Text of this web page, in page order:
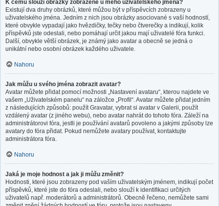
K čemu slouží obrázky zobrazené u mého uživatelského jména?
Existují dva druhy obrázků, které můžou být v příspěvcích zobrazeny u
uživatelského jména. Jedním z nich jsou obrázky asociované s vaší hodností,
které obvykle vypadají jako hvězdičky, tečky nebo čtverečky a indikují, kolik
příspěvků jste odeslali, nebo pomáhají určit jakou mají uživatelé fóra funkci.
Další, obvykle větší obrázek, je známý jako avatar a obecně se jedná o
unikátní nebo osobní obrázek každého uživatele.
Nahoru
Jak můžu u svého jména zobrazit avatar?
Avatar můžete přidat pomocí možnosti „Nastavení avataru“, kterou najdete ve
vašem „Uživatelském panelu“ na záložce „Profil“. Avatar můžete přidat jedním
z následujících způsobů: použít Gravatar, vybrat si avatar v Galerii, použít
vzdálený avatar (z jiného webu), nebo avatar nahrát do tohoto fóra. Záleží na
administrátorovi fóra, jestli je používání avatarů povoleno a jakými způsoby lze
avatary do fóra přidat. Pokud nemůžete avatary používat, kontaktujte
administrátora fóra.
Nahoru
Jaká je moje hodnost a jak ji můžu změnit?
Hodnosti, které jsou zobrazeny pod vaším uživatelským jménem, indikují počet
příspěvků, které jste do fóra odeslali, nebo slouží k identifikaci určitých
uživatelů např. moderátorů a administrátorů. Obecně řečeno, nemůžete sami